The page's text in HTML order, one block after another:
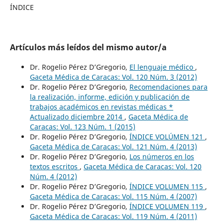
ÍNDICE
Artículos más leídos del mismo autor/a
Dr. Rogelio Pérez D’Gregorio, El lenguaje médico ,
Gaceta Médica de Caracas: Vol. 120 Núm. 3 (2012)
Dr. Rogelio Pérez D’Gregorio, Recomendaciones para
la realización, informe, edición y publicación de
trabajos académicos en revistas médicas *
Actualizado diciembre 2014 , Gaceta Médica de
Caracas: Vol. 123 Núm. 1 (2015)
Dr. Rogelio Pérez D’Gregorio, ÍNDICE VOLÚMEN 121 ,
Gaceta Médica de Caracas: Vol. 121 Núm. 4 (2013)
Dr. Rogelio Pérez D’Gregorio, Los números en los
textos escritos , Gaceta Médica de Caracas: Vol. 120
Núm. 4 (2012)
Dr. Rogelio Pérez D’Gregorio, ÍNDICE VOLUMEN 115 ,
Gaceta Médica de Caracas: Vol. 115 Núm. 4 (2007)
Dr. Rogelio Pérez D’Gregorio, ÍNDICE VOLUMEN 119 ,
Gaceta Médica de Caracas: Vol. 119 Núm. 4 (2011)